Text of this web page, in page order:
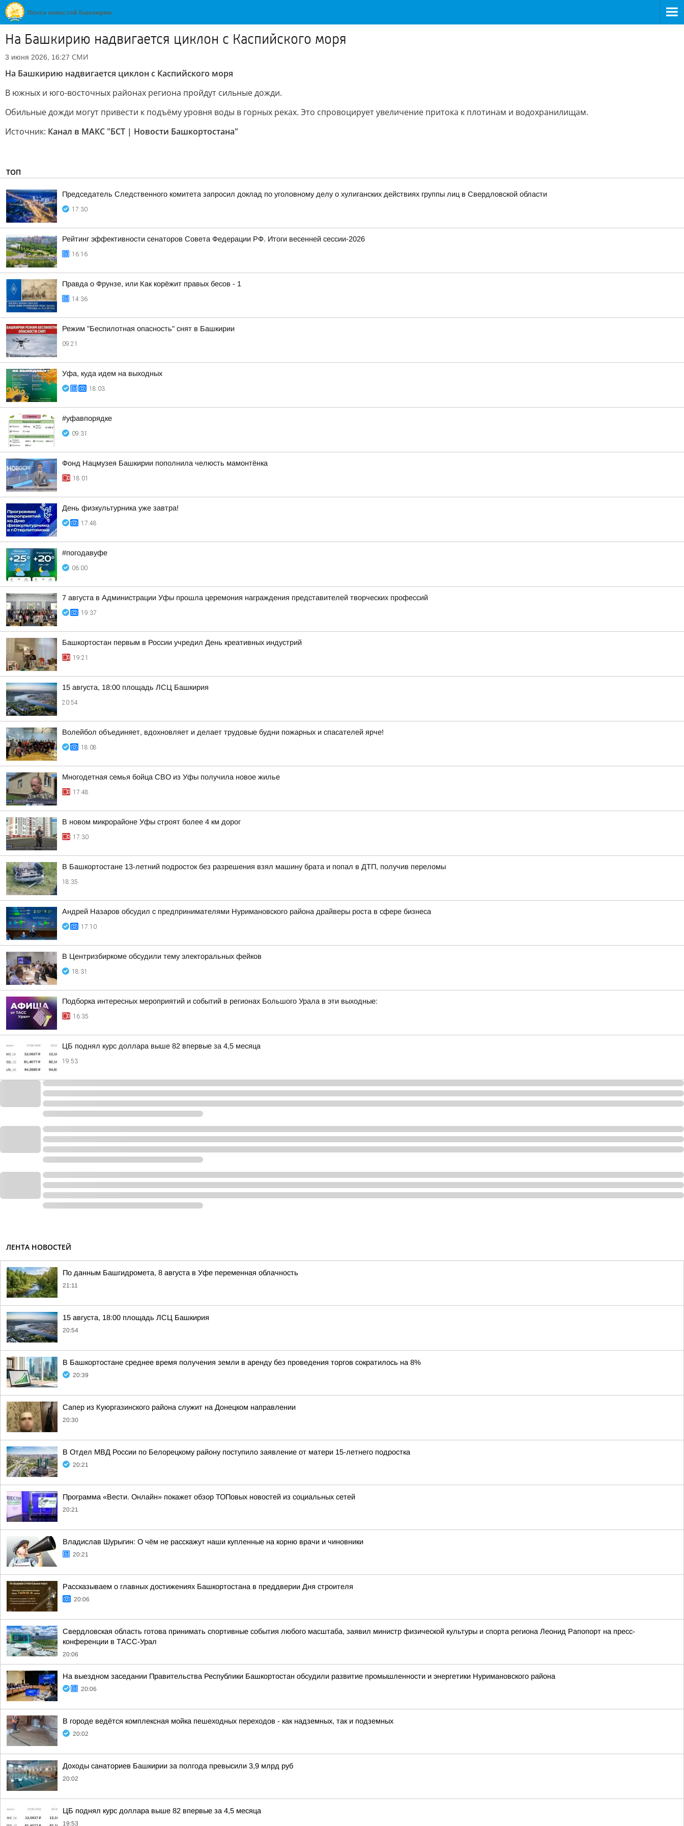
На Башкирию надвигается циклон с Каспийского моря
3 июня 2026, 16:27 СМИ
На Башкирию надвигается циклон с Каспийского моря
В южных и юго-восточных районах региона пройдут сильные дожди.
Обильные дожди могут привести к подъёму уровня воды в горных реках. Это спровоцирует увеличение притока к плотинам и водохранилищам.
Источник: Канал в МАКС "БСТ | Новости Башкортостана"
ТОП
Председатель Следственного комитета запросил доклад по уголовному делу о хулиганских действиях группы лиц в Свердловской области
17:30
Рейтинг эффективности сенаторов Совета Федерации РФ. Итоги весенней сессии-2026
16:16
Правда о Фрунзе, или Как корёжит правых бесов - 1
14:36
Режим "Беспилотная опасность" снят в Башкирии
09:21
Уфа, куда идем на выходных
18:03
#уфавпорядке
09:31
Фонд Нацмузея Башкирии пополнила челюсть мамонтёнка
18:01
День физкультурника уже завтра!
17:48
#погодавуфе
06:00
7 августа в Администрации Уфы прошла церемония награждения представителей творческих профессий
19:37
Башкортостан первым в России учредил День креативных индустрий
19:21
15 августа, 18:00 площадь ЛСЦ Башкирия
20:54
Волейбол объединяет, вдохновляет и делает трудовые будни пожарных и спасателей ярче!
18:08
Многодетная семья бойца СВО из Уфы получила новое жилье
17:48
В новом микрорайоне Уфы строят более 4 км дорог
17:30
В Башкортостане 13-летний подросток без разрешения взял машину брата и попал в ДТП, получив переломы
18:35
Андрей Назаров обсудил с предпринимателями Нуримановского района драйверы роста в сфере бизнеса
17:10
В Центризбиркоме обсудили тему электоральных фейков
18:31
Подборка интересных мероприятий и событий в регионах Большого Урала в эти выходные:
16:35
ЦБ поднял курс доллара выше 82 впервые за 4,5 месяца
19:53
ЛЕНТА НОВОСТЕЙ
По данным Башгидромета, 8 августа в Уфе переменная облачность
21:11
15 августа, 18:00 площадь ЛСЦ Башкирия
20:54
В Башкортостане среднее время получения земли в аренду без проведения торгов сократилось на 8%
20:39
Сапер из Куюргазинского района служит на Донецком направлении
20:30
В Отдел МВД России по Белорецкому району поступило заявление от матери 15-летнего подростка
20:21
Программа «Вести. Онлайн» покажет обзор ТОПовых новостей из социальных сетей
20:21
Владислав Шурыгин: О чём не расскажут наши купленные на корню врачи и чиновники
20:21
Рассказываем о главных достижениях Башкортостана в преддверии Дня строителя
20:06
Свердловская область готова принимать спортивные события любого масштаба, заявил министр физической культуры и спорта региона Леонид Рапопорт на пресс-
конференции в ТАСС-Урал
20:06
На выездном заседании Правительства Республики Башкортостан обсудили развитие промышленности и энергетики Нуримановского района
20:06
В городе ведётся комплексная мойка пешеходных переходов - как надземных, так и подземных
20:02
Доходы санаториев Башкирии за полгода превысили 3,9 млрд руб
20:02
ЦБ поднял курс доллара выше 82 впервые за 4,5 месяца
19:53